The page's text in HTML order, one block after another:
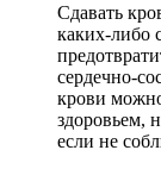
Сдавать
каких-либо
сердечно-
крови
здоровьем,
если не